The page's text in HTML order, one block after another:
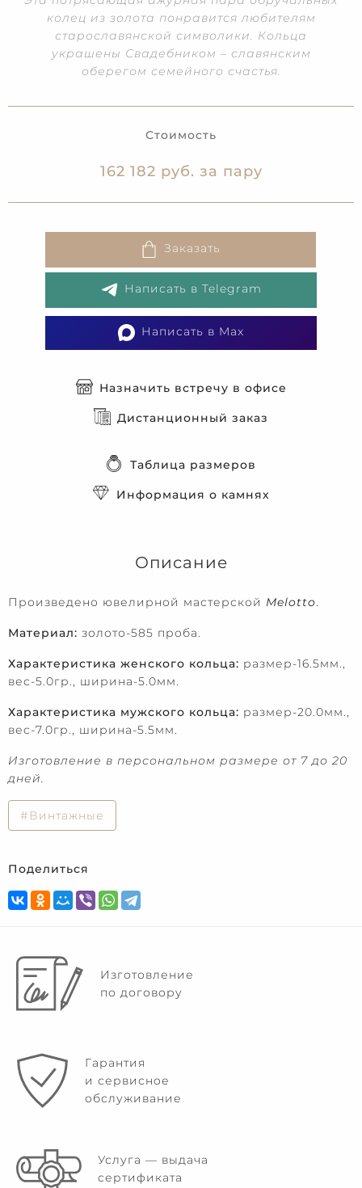
колец из золота понравится любителям
старославянской символики. Кольца
украшены Свадебником – славянским
оберегом семейного счастья.
Стоимость
162 182 руб. за пару
Заказать
Написать в Telegram
Написать в Max
Назначить встречу в офисе
Дистанционный заказ
Таблица размеров
Информация о камнях
Описание
Произведено ювелирной мастерской Melotto.
Материал: золото-585 проба.
Характеристика женского кольца: размер-16.5мм.,
вес-5.0гр., ширина-5.0мм.
Характеристика мужского кольца: размер-20.0мм.,
вес-7.0гр., ширина-5.5мм.
Изготовление в персональном размере от 7 до 20
дней.
#Винтажные
Поделиться
Изготовление
по договору
Гарантия
и сервисное
обслуживание
Услуга — выдача
сертификата